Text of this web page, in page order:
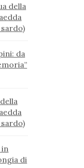
della
da
in
di